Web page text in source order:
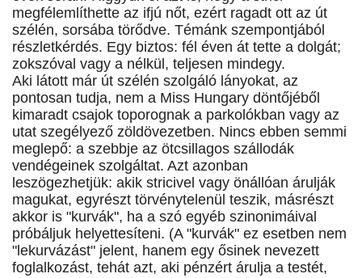
megfélemlíthette az ifjú nőt, ezért ragadt ott az út
szélén, sorsába törődve. Témánk szempontjából
részletkérdés. Egy biztos: fél éven át tette a dolgát;
zokszóval vagy a nélkül, teljesen mindegy.
Aki látott már út szélén szolgáló lányokat, az
pontosan tudja, nem a Miss Hungary döntőjéből
kimaradt csajok toporognak a parkolókban vagy az
utat szegélyező zöldövezetben. Nincs ebben semmi
meglepő: a szebbje az ötcsillagos szállodák
vendégeinek szolgáltat. Azt azonban
leszögezhetjük: akik stricivel vagy önállóan árulják
magukat, egyrészt törvénytelenül teszik, másrészt
akkor is "kurvák", ha a szó egyéb szinonimáival
próbáljuk helyettesíteni. (A "kurvák" ez esetben nem
"lekurvázást" jelent, hanem egy ősinek nevezett
foglalkozást, tehát azt, aki pénzért árulja a testét,